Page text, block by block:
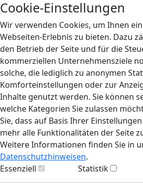
Cookie-Einstellungen
Wir verwenden Cookies, um Ihnen
Webseiten-Erlebnis zu bieten. Dazu
den Betrieb der Seite und für die
kommerziellen Unternehmensziele
solche, die lediglich zu anonymen
Komforteinstellungen oder zur
Inhalte genutzt werden. Sie können
welche Kategorien Sie zulassen
Sie, dass auf Basis Ihrer
mehr alle Funktionalitäten der Seite
Weitere Informationen finden Sie in
Datenschutzhinweisen.
Essenziell
Statistik